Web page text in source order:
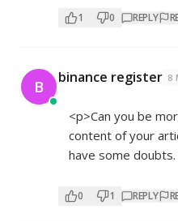
1 0 REPLY
B binance register 8
<p>Can you be
content of your
have some
0 1 REPLY